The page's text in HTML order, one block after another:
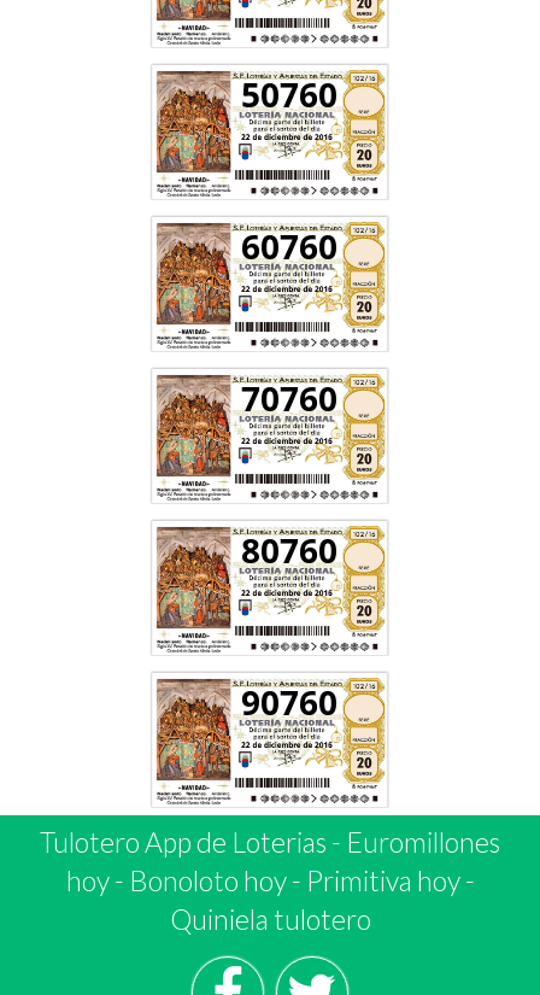
50760
60760
70760
80760
90760
Tulotero App de Loterias - Euromillones
hoy- Bonoloto hoy- Primitiva hoy-
Quiniela tulotero